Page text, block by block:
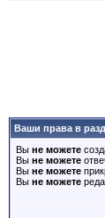
Ваши права в
Вы не можете
Вы не можете
Вы не можете
Вы не можете